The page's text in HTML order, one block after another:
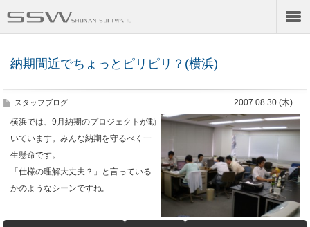
納期間近でちょっとピリピリ？(横浜)
2007.08.30 (木)
スタッフブログ
横浜では、9月納期のプロジェクトが動
いています。みんな納期を守るべく一
生懸命です。
「仕様の理解大丈夫？」と言っている
かのようなシーンですね。